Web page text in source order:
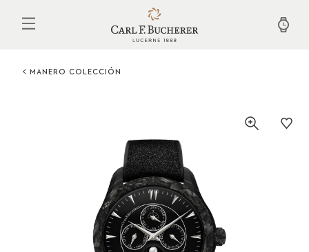
contenido
MANERO COLECCIÓN